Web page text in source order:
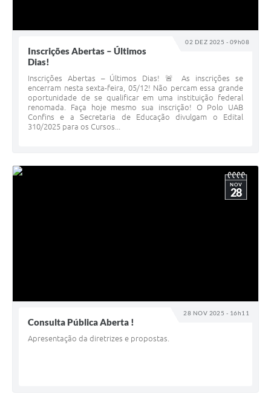
02 DEZ 2025 - 09h08
Inscrições Abertas – Últimos
Dias!
Inscrições Abertas – Últimos Dias! 🚨 As inscrições se
encerram nesta sexta-feira, 05/12! Não percam essa grande
oportunidade de se qualificar em uma instituição federal
renomada. Faça hoje mesmo sua inscrição! O Polo UAB
Confins e a Secretaria de Educação divulgam o Edital
310/2025 para os Cursos...
28 NOV 2025 - 16h11
NOV
28
Consulta Pública Aberta !
Apresentação da diretrizes e propostas.